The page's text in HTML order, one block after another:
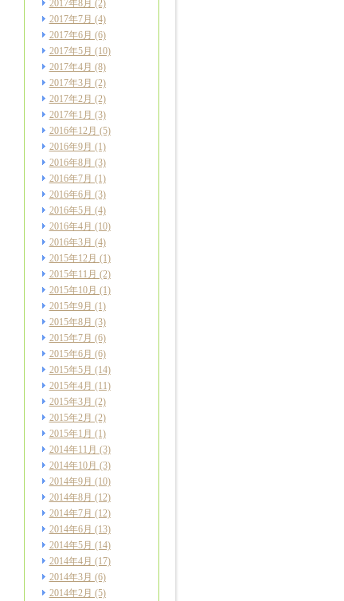
2017年8月 (2)
2017年7月 (4)
2017年6月 (6)
2017年5月 (10)
2017年4月 (8)
2017年3月 (2)
2017年2月 (2)
2017年1月 (3)
2016年12月 (5)
2016年9月 (1)
2016年8月 (3)
2016年7月 (1)
2016年6月 (3)
2016年5月 (4)
2016年4月 (10)
2016年3月 (4)
2015年12月 (1)
2015年11月 (2)
2015年10月 (1)
2015年9月 (1)
2015年8月 (3)
2015年7月 (6)
2015年6月 (6)
2015年5月 (14)
2015年4月 (11)
2015年3月 (2)
2015年2月 (2)
2015年1月 (1)
2014年11月 (3)
2014年10月 (3)
2014年9月 (10)
2014年8月 (12)
2014年7月 (12)
2014年6月 (13)
2014年5月 (14)
2014年4月 (17)
2014年3月 (6)
2014年2月 (5)